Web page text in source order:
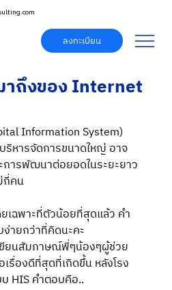
ลงทะเบียน
าถึงของ Internet
Information System)
ริหารจัดการขนาดใหญ่ อาจ
ารพัฒนาต่อยอดในระยะยาว
กี่คน
เฉพาะที่ตัวน้อยที่สุดแล้ว คำ
ายกว่าที่คิดนะคะ
ยนสัมภาษณ์พี่ๆน้องๆผู้ช่วย
รื่องดีที่สุดที่เกิดขึ้น หลังโรง
HIS คำตอบคือ..